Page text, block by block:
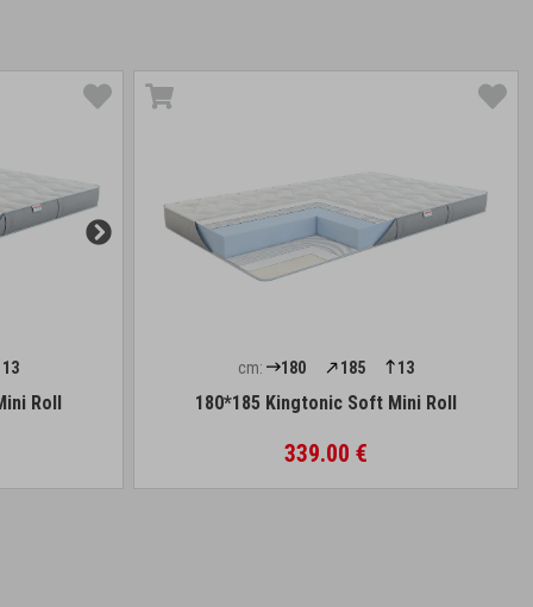
13
Roll
cm: 180 185 13
180*185 Kingtonic Soft Mini Roll
339.00 €